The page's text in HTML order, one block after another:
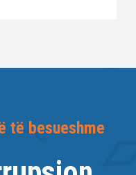
të besueshme